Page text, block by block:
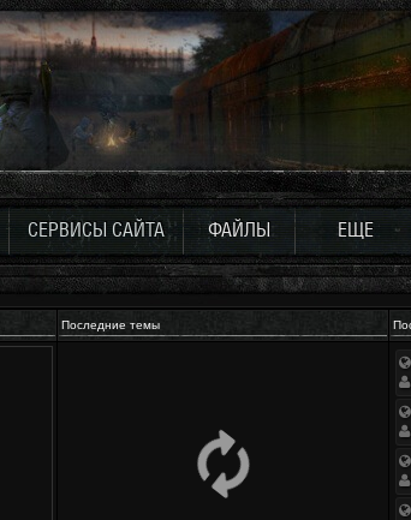
СЕРВИСЫ САЙТА ФАЙЛЫ ЕЩЕ
Последние темы